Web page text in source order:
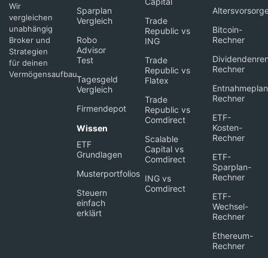
Wir
vergleichen
unabhängig
Broker und
Strategien
für deinen
Vermögensaufbau.
Sparplan
Vergleich
Robo
Advisor
Test
Tagesgeld
Vergleich
Firmendepot
Wissen
ETF
Grundlagen
Musterportfolios
Steuern
einfach
erklärt
Trade
Republic vs
ING
Trade
Republic vs
Flatex
Trade
Republic vs
Comdirect
Scalable
Capital vs
Comdirect
ING vs
Comdirect
Bitcoin-
Rechner
Rechner
Rechner
ETF-
Kosten-
Rechner
ETF-
Sparplan-
Rechner
ETF-
Wechsel-
Rechner
Ethereum-
Rechner